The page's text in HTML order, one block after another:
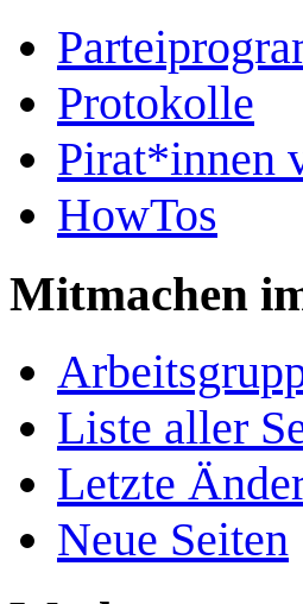
Protokolle
Pirat*innen
HowTos
Mitmachen
Liste aller
Letzte
Neue Seiten